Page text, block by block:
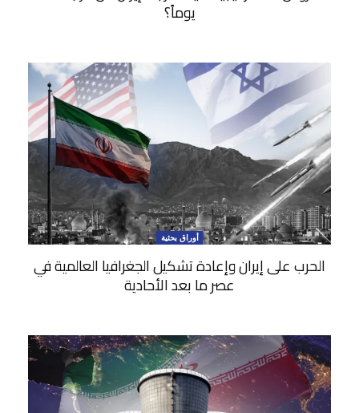
يوماً؟
أوراق بحثية
الحرب على إيران وإعادة تشكيل الجغرافيا العالمية في
عصر ما بعد الأحادية